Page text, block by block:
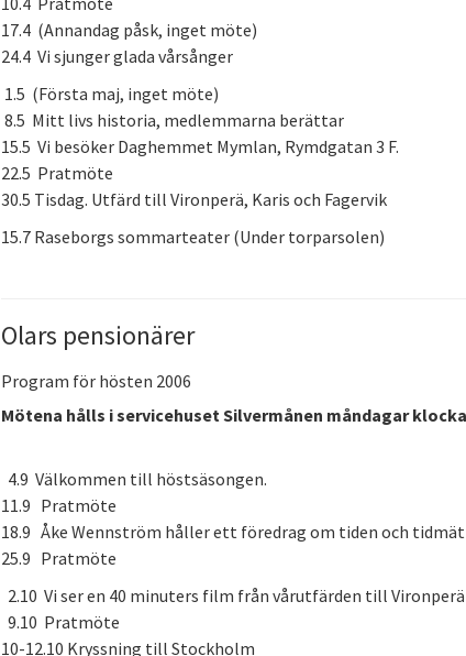
17.4 (Annandag påsk, inget möte)
24.4 Vi sjunger glada vårsånger
1.5 (Första maj, inget möte)
8.5 Mitt livs historia, medlemmarna berättar
15.5 Vi besöker Daghemmet Mymlan, Rymdgatan 3 F.
22.5 Pratmöte
30.5 Tisdag. Utfärd till Vironperä, Karis och Fagervik
15.7 Raseborgs sommarteater (Under torparsolen)
Olars pensionärer
Program för hösten 2006
Mötena hålls i servicehuset Silvermånen måndagar
4.9 Välkommen till höstsäsongen.
11.9 Pratmöte
18.9 Åke Wennström håller ett föredrag om tiden och
25.9 Pratmöte
2.10 Vi ser en 40 minuters film från vårutfärden till Vironperä
9.10 Pratmöte
10-12.10 Kryssning till Stockholm